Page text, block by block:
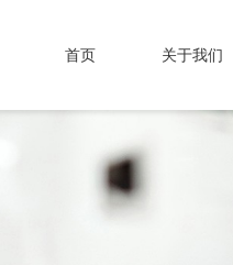
首页 关于我们